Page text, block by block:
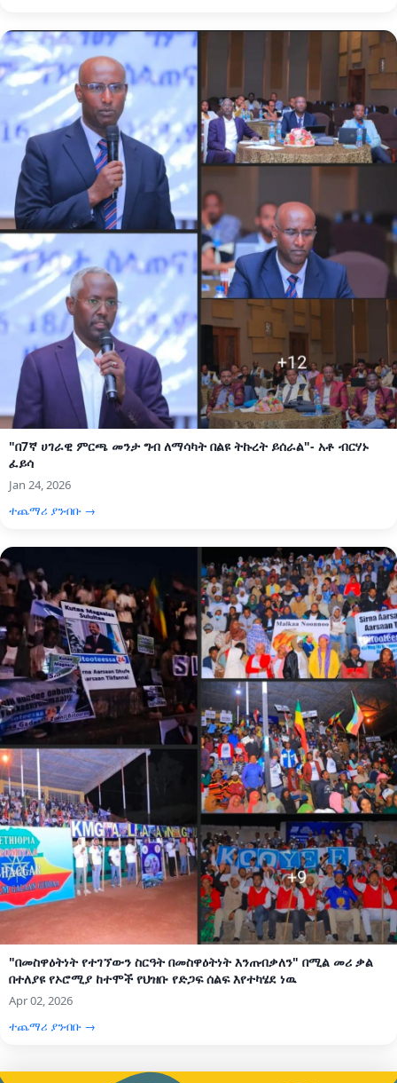
"በ7ኛ ሀገራዊ ምርጫ መንታ ግብ ለማሳካት በልዩ ትኩረት ይሰራል"- አቶ ብርሃኑ
ፈይሳ
Jan 24, 2026
ተጨማሪ ያንብቡ →
"በመስዋዕትነት የተገኘውን ስርዓት በመስዋዕትነት እንጠብቃለን" በሚል መሪ ቃል
በተለያዩ የኦሮሚያ ከተሞች የህዝቡ የድጋፍ ሰልፍ እየተካሄደ ነዉ
Apr 02, 2026
ተጨማሪ ያንብቡ →